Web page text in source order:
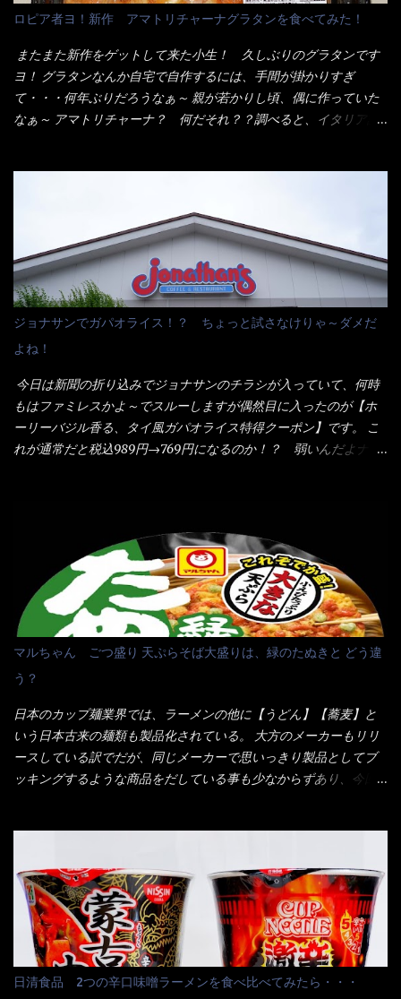
メシは、宮崎辛麺にしよう！ それではまず袋を開けると・・・ な
んだか紙に巻かれた棒状の麺が二束、調味油と粉末スープ！ やは
り見慣れない姿・・・何だかチョッと高級感的な・・・だって透
明なトレイに並んだ棒状麺なんて見慣れないからねぇ～（コスト
がかかる） 袋の裏側を見ると、韮とか卵の用意を勧めている。
それなばらと冷蔵庫にあった、黒豆モヤシ・韮・生卵を用意しま
け、韮の葉の部分をドサッと乗せて調味油を入れて完成です。 ど
うでしょう？ 見た目 Goodデザイン賞じゃない！？ 笑 マルタ
イのHPを見ると・・・（引用） めんは、ノンフライ・ノンスチー
ム製法で仕上げた、生めんに近い風味のストレートめんです。 豚
の旨味に数種類の唐辛子、ニンニクを加えた辛さとコクが凝縮さ
れた醤油ベースのスープです。 調味油に赤ラー油とごま油を使用
することに風味と辛さを引き立たせています。 調味油をスープ
全体に馴染ませるために、箸で麺と具を持ち上げて・・・ ええや
ないかぁ～ モヤシが黒豆モヤシだから細身で熱を加えてもへた
りづらい！（緑豆モヤシだと太くて熱加えるとダラーっとなるん
だよ） それに細ストレート麺とモヤシが良いバランスで・・・
韮の緑と卵の黄色も相まって・・・映える...
ロピア者ヨ！新作 アマトリチャーナグラタンを食べてみた！
またまた新作をゲットして来た小生！ 久しぶりのグラタンです
ヨ！ グラタンなんか自宅で自作するには、手間が掛かりすぎ
て・・・何年ぶりだろうなぁ～ 親が若かりし頃、偶に作っていた
なぁ～ アマトリチャーナ？ 何だそれ？？調べると、イタリア語
ブン皿で焼いて、大凡の目安で小分けにしているようで、パック
をよーく見たら表面のチーズの乗り具合に結構な差が出てい
た・・・チーズに焦げ目が付いているのを、しっかり確認し買う
ことをオススメします。（取り分け量にも若干有り差がでてるだ
ろう） 早速タバスコを振りかけて食べてみると・・・結構美味し
いよ！ 久しぶりだな～ホワイトソースとマカロニの絡まった食
感・・・懐かしい～ 今回ダイソーのカレー用のスプーンを使って
みたら、これが凄くうまくすくえるんだよねぇ～（このスプーン
当たりだね） 今回新作のグラタンを頂きましたが、まずまずの美
味しさとダイソーのカレースプーンの。すくい上げ力の良さを再
度認識できました。
ジョナサンでガパオライス！？ ちょっと試さなけりゃ～ダメだ
よね！
今日は新聞の折り込みでジョナサンのチラシが入っていて、何時
もはファミレスかよ～でスルーしますが偶然目に入ったのが【ホ
ーリーバジル香る、タイ風ガパオライス特得クーポン】です。 こ
れが通常だと税込989円→769円になるのか！？ 弱いんだよナァ
に行っても同じメニュー同じ味のファミレスには行きません。 最
近は、ステーキガストに試しに行ったぐらいです。（肉が喰いた
くて） しかし最近のファミレスは合理化が進み、店員さんもフロ
ア担当は2人程度しか居ないんだよねぇ～ それに注文はタッチパ
ネル！！ 凄いよなぁ～ 20年位前は、フロア担当だけでも5人は
居たと思うけど・・・ 判らず店員さんを呼ぶピンポンを・・・ク
ーポンなんだけどと伝えると、丁寧にタッチパネルで～と教えて
くれたが、何故かタッチパネルがクーポンを受け付けない！！ 店
員さんも、アレー？といいながら私が受け付けますので・・・と
消えていった。 タッチパネルのやつ、安いのは嫌うんだな！？こ
のヤロー！ 待つ事暫し・・・10分は越えたと思うけど・・・出て
来ました。 こちらが本日のサラメシ【ホーリーバジル香る、タイ
いた）が料理に必ず付いてきたものです。 でも流石にファミレ
スでは・・・それは無いね！残念だ～ 今回はすかいらーくグルー
プで、タイ料理をどの様に再現して提供しているか？を見るだけ
だなぁ～ 因みにガパオ＝ホーリーバジルなのです。 肉は通常チ
キンが多く豚や牛もあります。 肉は挽肉みたいなミンチではな
く、粗挽きの肉になるんです。 それに現地バンコクでは、卵は固
マルちゃん ごつ盛り 天ぷらそば大盛りは、緑のたぬきと どう違
う？
日本のカップ麺業界では、ラーメンの他に【うどん】【蕎麦】と
いう日本古来の麺類も製品化されている。 大方のメーカーもリリ
ースしている訳でだが、同じメーカーで思いっきり製品としてブ
ッキングするような商品をだしている事も少なからずあり、今回
ている訳で何故に敢えて本商品をリリースするの？ 確かに販売価
格は、緑のたぬきの実売は108円位で、ごつ盛り天ぷらそばは98円
でした。 殆ど変わらないじゃないか！？ そこで何が違うか・・・
メーカーHPから情報を得てみた。 ■原材料 比較（相手に含まれ
て居ない物質を赤色） ☆緑のたぬき 油揚げめん(小麦粉(国内製
造)、そば粉、植物油脂、植物性たん白、食塩、とろろ芋、卵白)、
かやく(小えびてんぷら、 かまぼこ )、添付調味料(砂糖、食塩、し
日清食品 2つの辛口味噌ラーメンを食べ比べてみたら・・・